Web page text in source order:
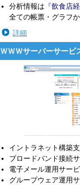
分析情報は 『飲食店
全ての帳票・グラフ
詳細
ＷＷＷサーバーサービ
イントラネット構築
ブロードバンド接続
電子メール運用サー
グループウェア運用